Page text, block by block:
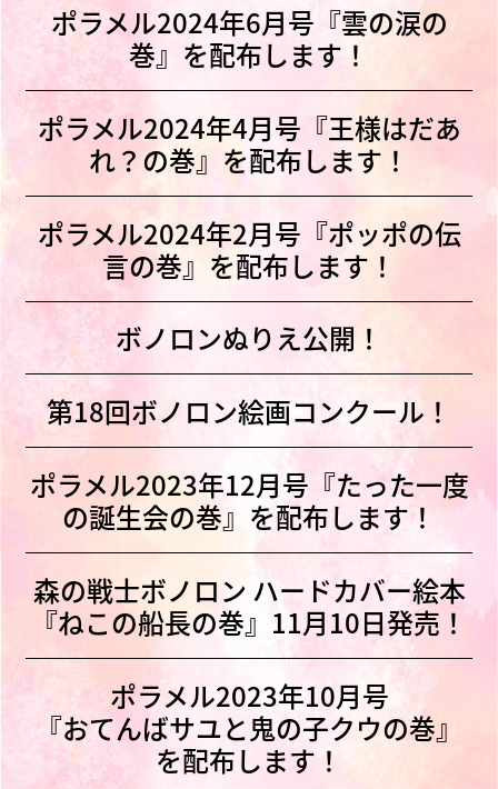
ポラメル2024年6月号『雲の涙の
巻』を配布します！
ポラメル2024年4月号『王様はだあ
れ？の巻』を配布します！
ポラメル2024年2月号『ポッポの伝
言の巻』を配布します！
ボノロンぬりえ公開！
第18回ボノロン絵画コンクール！
ポラメル2023年12月号『たった一度
の誕生会の巻』を配布します！
森の戦士ボノロン ハードカバー絵本
『ねこの船長の巻』11月10日発売！
ポラメル2023年10月号
『おてんばサユと鬼の子クウの巻』
を配布します！